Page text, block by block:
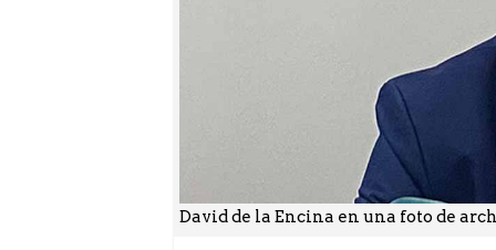
David de la Encina en una foto de